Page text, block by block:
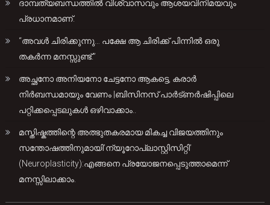
ദാമ്പത്യബന്ധത്തിൽ വിശ്വാസവും ആശയവിനിമയവും
പ്രധാനമാണ്.
“അവൾ ചിരിക്കുന്നു… പക്ഷേ ആ ചിരിക്ക് പിന്നിൽ ഒരു
തകർന്ന മനസ്സുണ്ട്.”
അച്ഛനോ അനിയനോ ചേട്ടനോ ആകട്ടെ, കരാർ
നിർബന്ധമായും വേണം |ബിസിനസ് പാർട്ണർഷിപ്പിലെ
പറ്റിക്കപ്പെടലുകൾ ഒഴിവാക്കാം..
മസ്തിഷ്കത്തിന്റെ അത്ഭുതകരമായ മികച്ച വിജയത്തിനും
സന്തോഷത്തിനുമായി’ന്യൂറോപ്ലാസ്റ്റിസിറ്റി’
(Neuroplasticity):എങ്ങനെ പ്രയോജനപ്പെടുത്താമെന്ന്
മനസ്സിലാക്കാം.